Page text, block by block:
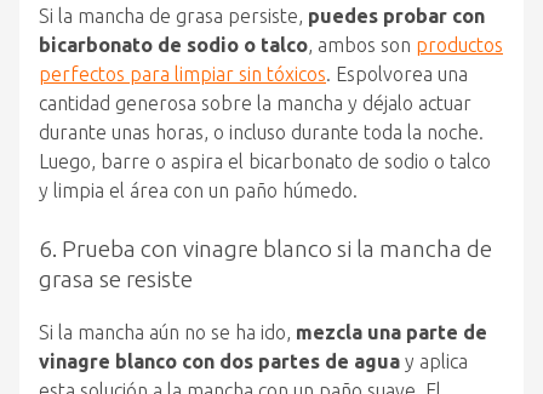
Si la mancha de grasa persiste, puedes probar con
bicarbonato de sodio o talco, ambos son productos
perfectos para limpiar sin tóxicos. Espolvorea una
cantidad generosa sobre la mancha y déjalo actuar
durante unas horas, o incluso durante toda la noche.
Luego, barre o aspira el bicarbonato de sodio o talco
y limpia el área con un paño húmedo.
6. Prueba con vinagre blanco si la mancha de
grasa se resiste
Si la mancha aún no se ha ido, mezcla una parte de
vinagre blanco con dos partes de agua y aplica